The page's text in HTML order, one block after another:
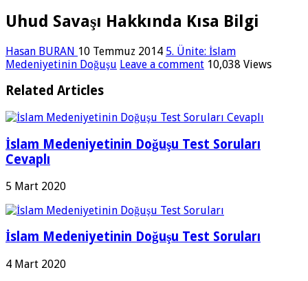
Uhud Savaşı Hakkında Kısa Bilgi
Hasan BURAN 10 Temmuz 2014 5. Ünite: İslam
Medeniyetinin Doğuşu Leave a comment 10,038 Views
Related Articles
İslam Medeniyetinin Doğuşu Test Soruları
Cevaplı
5 Mart 2020
İslam Medeniyetinin Doğuşu Test Soruları
4 Mart 2020